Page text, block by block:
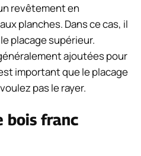
revêtement en
planches. Dans ce cas, il
placage supérieur.
ajoutées pour
important que le placage
pas le rayer.
bois franc